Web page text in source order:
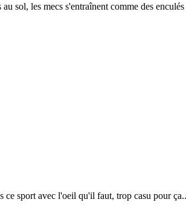
au sol, les mecs s'entraînent comme des
ce sport avec l'oeil qu'il faut, trop casu pour